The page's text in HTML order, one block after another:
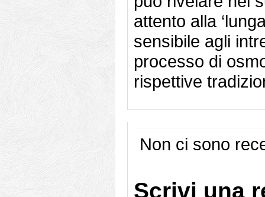
attento alla
sensibile agli
processo di
rispettive
Non ci sono
Scrivi una